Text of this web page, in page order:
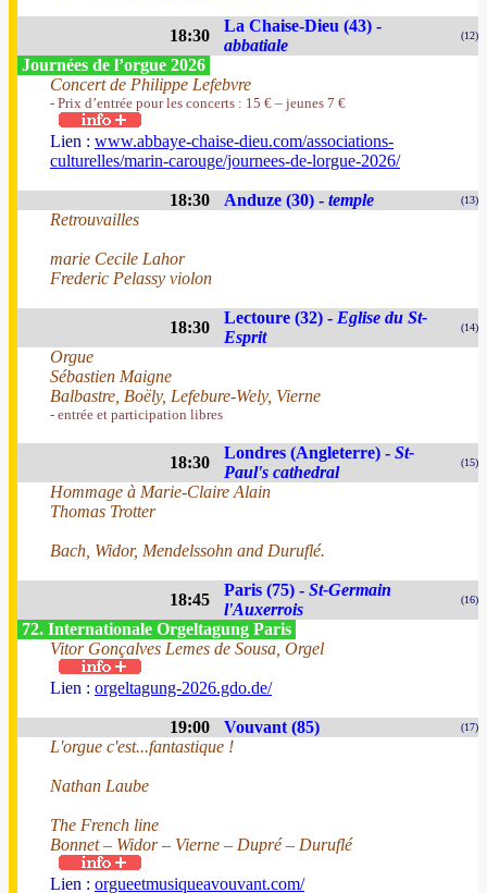
18:30
La Chaise-Dieu (43) -
abbatiale
(12)
Journées de l’orgue 2026
Concert de Philippe Lefebvre
- Prix d’entrée pour les concerts : 15 € – jeunes 7 €
Lien : www.abbaye-chaise-dieu.com/associations-
culturelles/marin-carouge/journees-de-lorgue-2026/
18:30 Anduze (30) - temple (13)
Retrouvailles
marie Cecile Lahor
Frederic Pelassy violon
18:30
Lectoure (32) - Eglise du St-
Esprit
(14)
Orgue
Sébastien Maigne
Balbastre, Boëly, Lefebure-Wely, Vierne
- entrée et participation libres
18:30
Londres (Angleterre) - St-
Paul's cathedral
(15)
Hommage à Marie-Claire Alain
Thomas Trotter
Bach, Widor, Mendelssohn and Duruflé.
18:45
Paris (75) - St-Germain
l'Auxerrois
(16)
72. Internationale Orgeltagung Paris
Vitor Gonçalves Lemes de Sousa, Orgel
Lien : orgeltagung-2026.gdo.de/
19:00 Vouvant (85) (17)
L'orgue c'est...fantastique !
Nathan Laube
The French line
Bonnet – Widor – Vierne – Dupré – Duruflé
Lien : orgueetmusiqueavouvant.com/